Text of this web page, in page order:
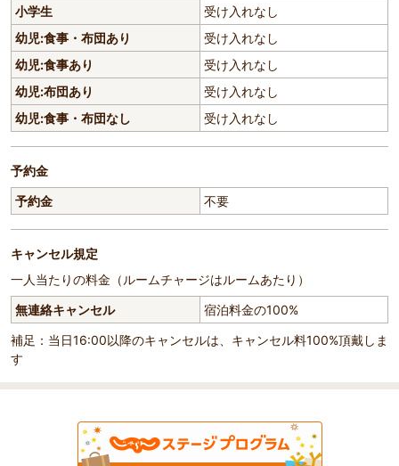
小学生
受け入れなし
幼児:食事・布団あり
受け入れなし
幼児:食事あり
受け入れなし
幼児:布団あり
受け入れなし
幼児:食事・布団なし
受け入れなし
予約金
予約金
不要
キャンセル規定
一人当たりの料金（ルームチャージはルームあたり）
無連絡キャンセル
宿泊料金の100%
補足：当日16:00以降のキャンセルは、キャンセル料100%頂戴しま
す